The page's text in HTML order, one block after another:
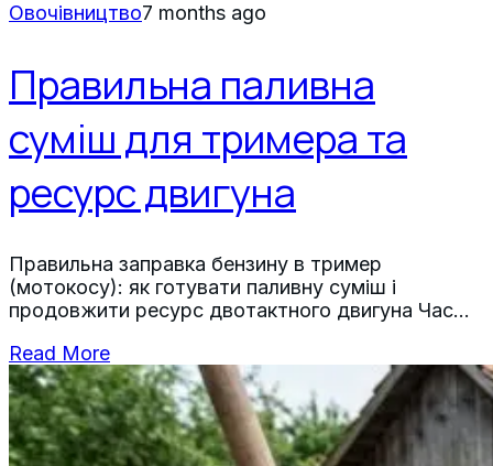
Овочівництво7 months ago
Правильна паливна
суміш для тримера та
ресурс двигуна
Правильна заправка бензину в тример
(мотокосу): як готувати паливну суміш і
продовжити ресурс двотактного двигуна Час
Двотактний двигун тримера змащується
паливною сумішшю, тому точна пропорція
Read More